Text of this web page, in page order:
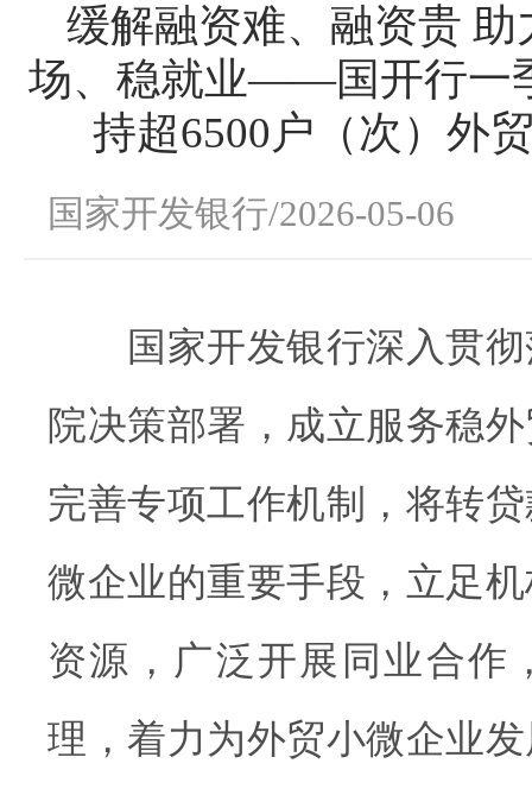
缓解融资难、融资贵
场、稳就业——国开行一
持超6500户（次）外
国家开发银行/2026-05-06
国家开发银行深入贯彻
院决策部署，成立服务稳
完善专项工作机制，将转
微企业的重要手段，立足
资源，广泛开展同业合作
理，着力为外贸小微企业